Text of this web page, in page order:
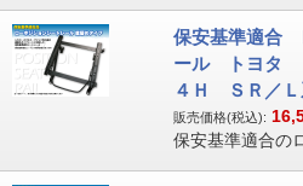
保安基準適合
ール トヨタ
４Ｈ ＳＲ／Ｌ
販売価格(税込):
保安基準適合の